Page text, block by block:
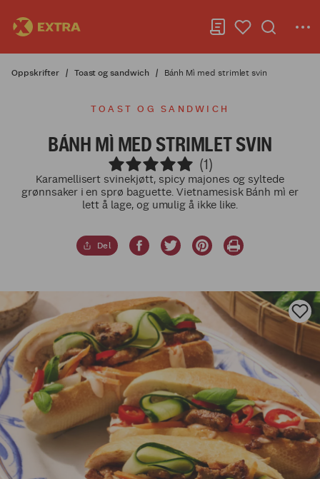
Oppskrifter Toast og sandwich Bánh Mì med strimlet svin
TOAST OG SANDWICH
BÁNH MÌ MED STRIMLET SVIN
(1)
Karamellisert svinekjøtt, spicy majones og syltede
grønnsaker i en sprø baguette. Vietnamesisk Bánh mì er
lett å lage, og umulig å ikke like.
Del